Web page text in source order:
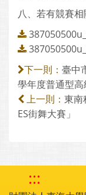
八、若有競賽
下一則： 臺中
學年度普通型
上一則： 東南
ES街舞大賽」
:::